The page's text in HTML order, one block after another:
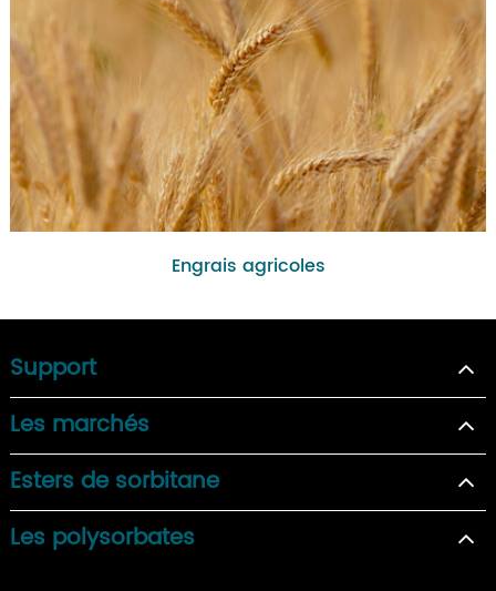
Engrais agricoles
Support
Les marchés
Esters de sorbitane
Les polysorbates